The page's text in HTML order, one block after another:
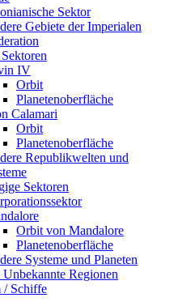
Sektor
Gebiete der Imperialen
IV
Orbit
Planetenoberfläche
Calamari
Orbit
Planetenoberfläche
Republikwelten und
Sektoren
Orbit von Mandalore
Planetenoberfläche
Systeme und Planeten
Regionen
/ Schiffe